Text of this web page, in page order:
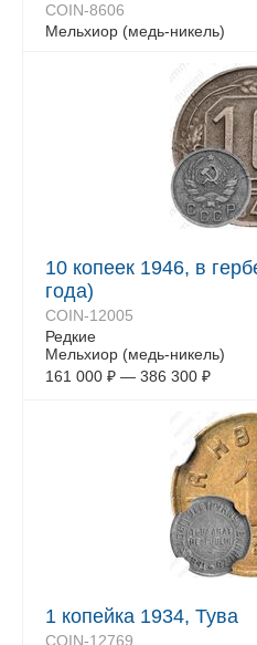
COIN-8606
Мельхиор (медь-никель)
10 копеек 1946, в
года)
COIN-12005
Редкие
Мельхиор (медь-никель)
161 000 ₽ — 386 300 ₽
1 копейка 1934, Тува
COIN-12769